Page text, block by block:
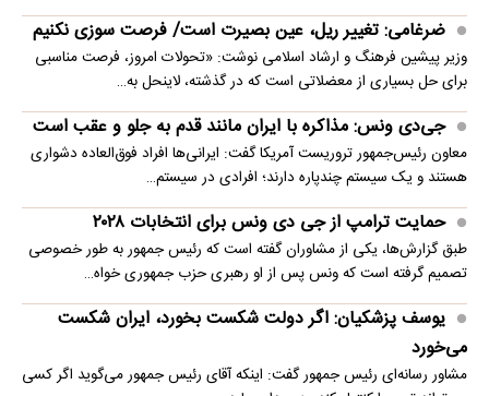
ضرغامی: تغییر ریل، عین بصیرت است/ فرصت سوزی نکنیم
وزیر پیشین فرهنگ و ارشاد اسلامی نوشت: «تحولات امروز، فرصت مناسبی
برای حل بسیاری از معضلاتی‌ است که در گذشته، لاینحل به…
جی‌دی ونس: مذاکره با ایران مانند قدم به جلو و عقب است
معاون رئیس‌جمهور تروریست آمریکا گفت: ایرانی‌ها افراد فوق‌العاده دشواری
هستند و یک سیستم چندپاره دارند؛ افرادی در سیستم…
حمایت ترامپ از جی دی ونس برای انتخابات ۲۰۲۸
طبق گزارش‌ها، یکی از مشاوران گفته است که رئیس جمهور به طور خصوصی
تصمیم گرفته است که ونس پس از او رهبری حزب جمهوری خواه…
یوسف پزشکیان: اگر دولت شکست بخورد، ایران شکست
می‌خورد
مشاور رسانه‌ای رئیس جمهور گفت: اینکه آقای رئیس جمهور می‌گوید اگر کسی